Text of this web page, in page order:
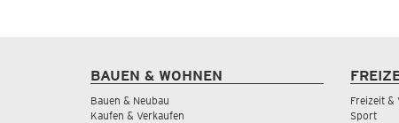
BAUEN & WOHNEN
Bauen & Neubau
Kaufen & Verkaufen
Freizeit &
Sport